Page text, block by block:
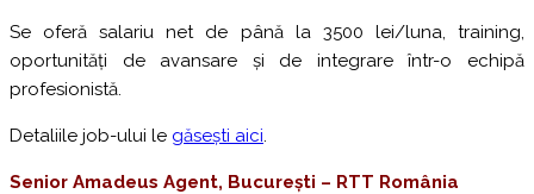
Se oferă salariu net de până la 3500 lei/luna, training,
oportunități de avansare și de integrare într-o echipă
profesionistă.
Detaliile job-ului le găsești aici.
Senior Amadeus Agent, București – RTT România